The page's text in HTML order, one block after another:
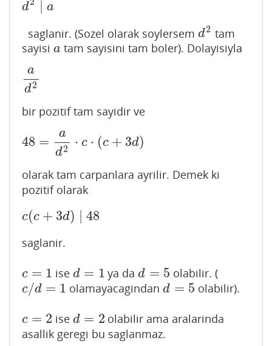
d ∣ a
d2
a
saglanir. (Sozel olarak soylersem d2
d2 tam
sayisi a
a tam sayisini tam boler). Dolayisiyla
a
d2
ad2
bir pozitif tam sayidir ve
48 =
a
d2 ⋅ c ⋅ (c + 3d)
48=ad 2 ⋅c ⋅( c+3d)
olarak tam carpanlara ayrilir. Demek ki
pozitif olarak
c(c + 3d) 48
c c+ 3d)∣ 48
saglanir.
c = 1
c=1 ised = 1
d=1 ya dad = 5
d=5 olabilir. (
c/d = 1
c/d= 1 olamayacagindand = 5
d=5 olabilir).
c = 2
c=2 ised = 2
d=2
olabilir ama aralarinda
asallik geregi bu saglanmaz.